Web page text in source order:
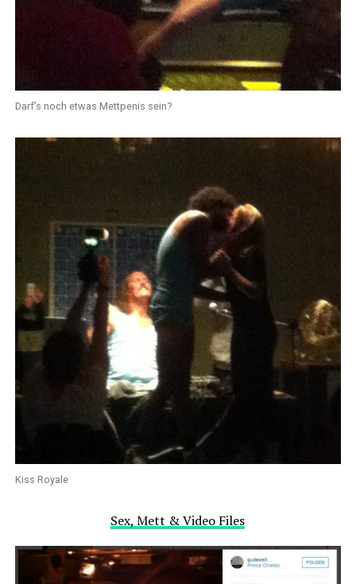
Darf’s noch etwas Mettpenis sein?
Kiss Royale
Sex, Mett & Video Files